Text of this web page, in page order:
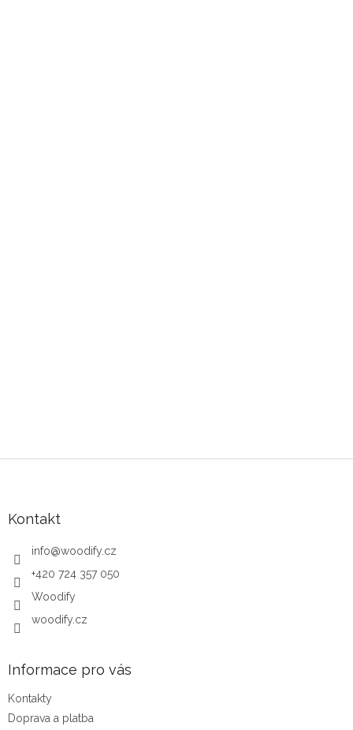
Kontakt
info@woodify.cz
+420 724 357 050
Woodify
woodify.cz
Informace pro vás
Kontakty
Doprava a platba